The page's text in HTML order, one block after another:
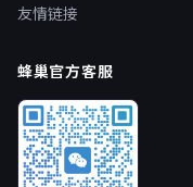
友情链接
蜂巢官方客服